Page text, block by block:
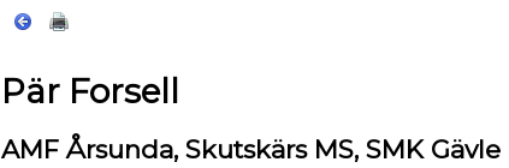
Pär Forsell
AMF Årsunda, Skutskärs MS, SMK Gävle